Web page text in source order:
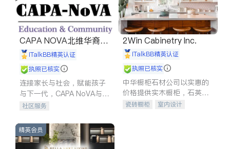
CAPA NOVA北维华裔家
长会iTalkBB精英认证
执照已核实
连接家长与社会，赋能孩子
与下一代，CAPA NoVA与您
携手建设包容、公平、充满
社区服务
2Win Cabinetry Inc.
iTalkBB精英认证
执照已核实
中华橱柜石材公司以实惠的
价格提供实木橱柜，石英石
台面，多种优质不锈钢水
瓷砖橱柜
室内设计
精英会员